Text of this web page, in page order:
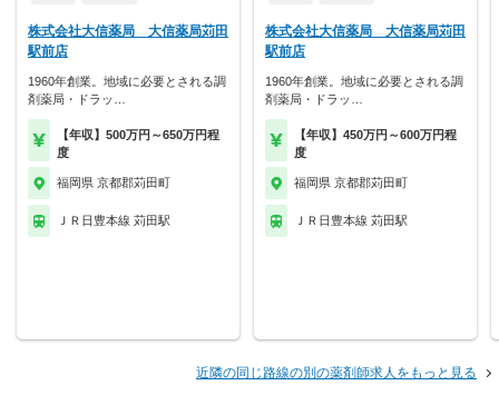
株式会社大信薬局 大信薬局苅田
駅前店
1960年創業。地域に必要とされる調
剤薬局・ドラッ…
【年収】500万円～650万円程
度
福岡県 京都郡苅田町
ＪＲ日豊本線 苅田駅
株式会社大信薬局 大信薬局苅田
駅前店
1960年創業。地域に必要とされる調
剤薬局・ドラッ…
【年収】450万円～600万円程
度
福岡県 京都郡苅田町
ＪＲ日豊本線 苅田駅
近隣の同じ路線の別の薬剤師求人をもっと見る